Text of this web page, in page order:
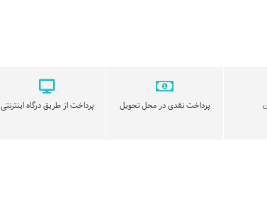
پرداخت نقدی در محل تحویل پرداخت از طریق درگاه اینترنتی